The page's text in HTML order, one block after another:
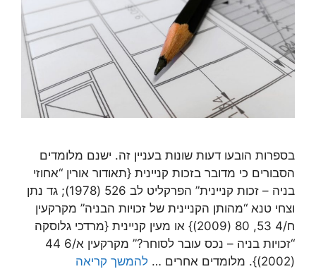
בספרות הובעו דעות שונות בעניין זה. ישנם מלומדים
הסבורים כי מדובר בזכות קניינית {תאודור אורין “אחוזי
בניה – זכות קניינית” הפרקליט לב 526 (1978); גד נתן
וצחי טנא “מהותן הקניינית של זכויות הבניה” מקרקעין
ח/4 53, 80 (2009)} או מעין קניינית {מרדכי גלוסקה
“זכויות בניה – נכס עובר לסוחר?” מקרקעין א/6 44
(2002)}. מלומדים אחרים …
להמשך קריאה